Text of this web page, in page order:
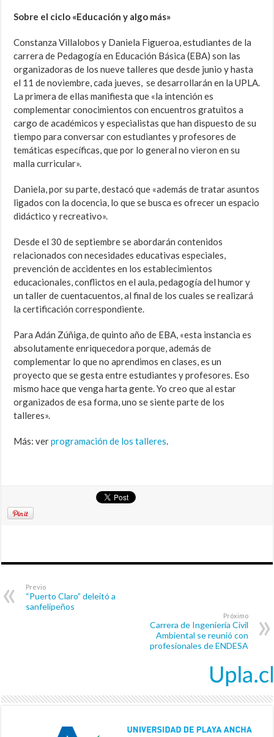
Sobre el ciclo «Educación y algo más»
Constanza Villalobos y Daniela Figueroa, estudiantes de la
carrera de Pedagogía en Educación Básica (EBA) son las
organizadoras de los nueve talleres que desde junio y hasta
el 11 de noviembre, cada jueves, se desarrollarán en la UPLA.
La primera de ellas manifiesta que «la intención es
complementar conocimientos con encuentros gratuitos a
cargo de académicos y especialistas que han dispuesto de su
tiempo para conversar con estudiantes y profesores de
temáticas específicas, que por lo general no vieron en su
malla curricular».
Daniela, por su parte, destacó que «además de tratar asuntos
ligados con la docencia, lo que se busca es ofrecer un espacio
didáctico y recreativo».
Desde el 30 de septiembre se abordarán contenidos
relacionados con necesidades educativas especiales,
prevención de accidentes en los establecimientos
educacionales, conflictos en el aula, pedagogía del humor y
un taller de cuentacuentos, al final de los cuales se realizará
la certificación correspondiente.
Para Adán Zúñiga, de quinto año de EBA, «esta instancia es
absolutamente enriquecedora porque, además de
complementar lo que no aprendimos en clases, es un
proyecto que se gesta entre estudiantes y profesores. Eso
mismo hace que venga harta gente. Yo creo que al estar
organizados de esa forma, uno se siente parte de los
talleres».
Más: verprogramación de los talleres.
Previo
“Puerto Claro” deleitó a
sanfelipeños
Próximo
Carrera de Ingeniería Civil
Ambiental se reunió con
profesionales de ENDESA